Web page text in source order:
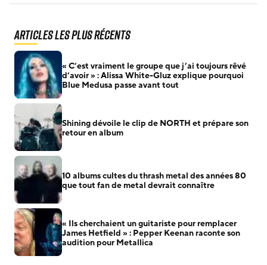
Articles les plus récents
« C’est vraiment le groupe que j’ai toujours rêvé
d’avoir » : Alissa White-Gluz explique pourquoi
Blue Medusa passe avant tout
Shining dévoile le clip de NORTH et prépare son
retour en album
10 albums cultes du thrash metal des années 80
que tout fan de metal devrait connaître
« Ils cherchaient un guitariste pour remplacer
James Hetfield » : Pepper Keenan raconte son
audition pour Metallica